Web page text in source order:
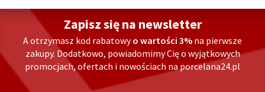
Zapisz się na newsletter
A otrzymasz kod rabatowyo wartości 3% na pierwsze
zakupy. Dodatkowo, powiadomimy Cię o wyjątkowych
promocjach, ofertach i nowościach na porcelana24.pl